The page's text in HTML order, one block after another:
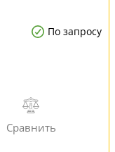
По запросу